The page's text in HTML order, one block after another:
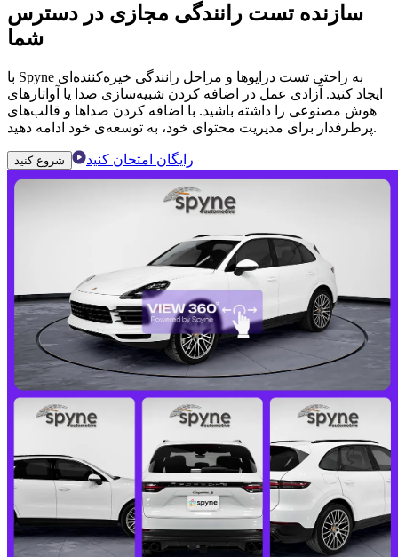
سازنده تست رانندگی مجازی در دسترس
شما
با Spyne به راحتی تست درایوها و مراحل رانندگی خیره‌کننده‌ای
ایجاد کنید. آزادی عمل در اضافه کردن شبیه‌سازی صدا یا آواتارهای
هوش مصنوعی را داشته باشید. با اضافه کردن صداها و قالب‌های
پرطرفدار برای مدیریت محتوای خود، به توسعه‌ی خود ادامه دهید.
شروع کنید رایگان امتحان کنید